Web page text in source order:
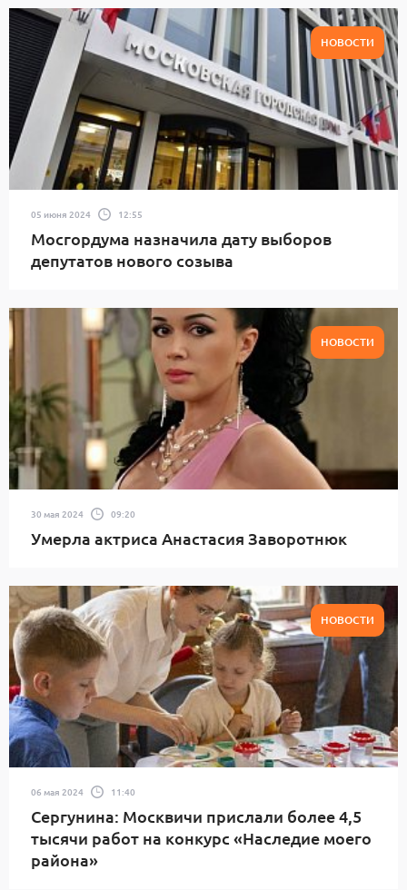
НОВОСТИ
05 июня 2024 12:55
Мосгордума назначила дату выборов
депутатов нового созыва
НОВОСТИ
30 мая 2024 09:20
Умерла актриса Анастасия Заворотнюк
НОВОСТИ
06 мая 2024 11:40
Сергунина: Москвичи прислали более 4,5
тысячи работ на конкурс «Наследие моего
района»